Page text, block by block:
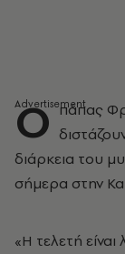
Ο πάπας
διάρκεια του
σήμερα στην
«Η τελετή